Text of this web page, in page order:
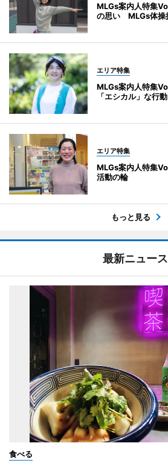
MLGs案内人特集
の思い MLGs体操
エリア特集
MLGs案内人特集
「エシカル」な
エリア特集
MLGs案内人特集
活動の輪
もっと見る
最新ニュース
食べる